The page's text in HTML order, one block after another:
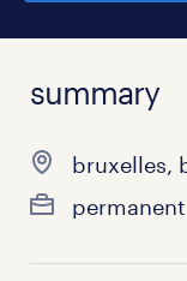
summary
bruxelles,
permanent